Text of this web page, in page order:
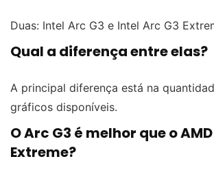
Duas: Intel Arc G3 e Intel Arc G3
Qual a diferença entre elas?
A principal diferença está na
gráficos disponíveis.
O Arc G3 é melhor que o AMD
Extreme?